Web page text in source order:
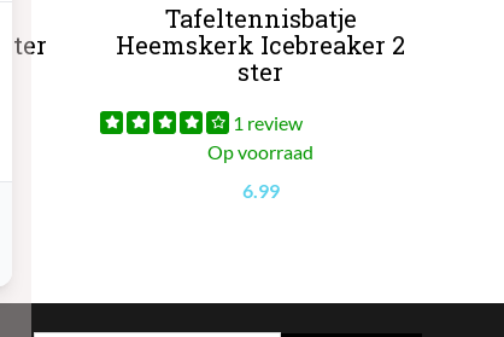
Tafeltennisbatje
Heemskerk Icebreaker 2
ster
1 review
Op voorraad
6.99